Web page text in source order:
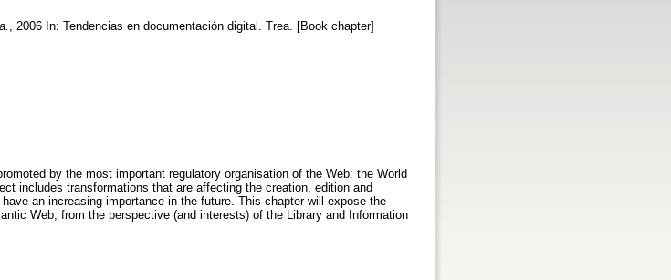
, 2006 In: Tendencias en documentación digital. Trea. [Book chapter]
by the most important regulatory organisation of the Web: the World
includes transformations that are affecting the creation, edition and
an increasing importance in the future. This chapter will expose the
Web, from the perspective (and interests) of the Library and Information